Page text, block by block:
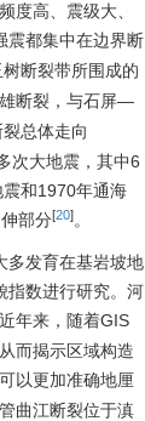
度高、震级大、
震都集中在边界断
断裂带所围成的
断裂，与石屏—
裂总体走向
次大地震，其中6
和1970年通海
部分[20]。
多发育在基岩坡地
指数进行研究。河
年来，随着GIS
而揭示区域构造
以更加准确地厘
曲江断裂位于滇